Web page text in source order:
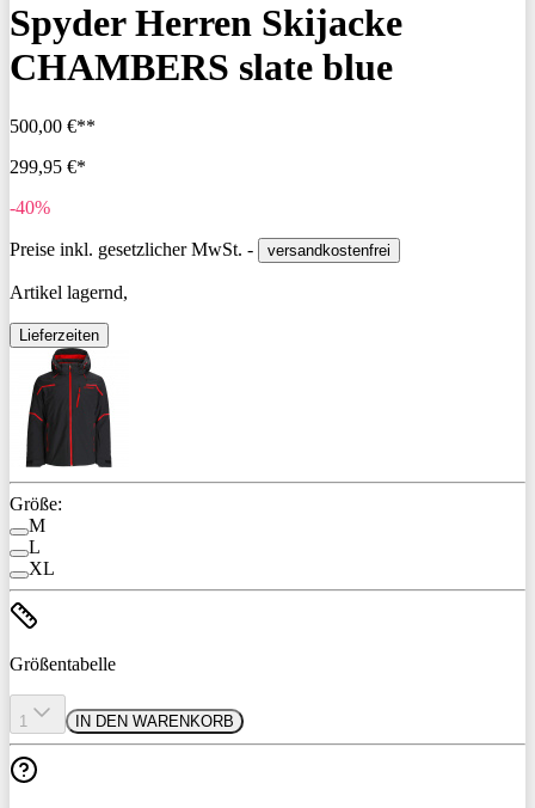
Spyder Herren Skijacke
CHAMBERS slate blue
500,00 €**
299,95 €*
-40%
Preise inkl. gesetzlicher MwSt. - versandkostenfrei
Artikel lagernd,
Lieferzeiten
Größe:
M
L
XL
Größentabelle
1 IN DEN WARENKORB